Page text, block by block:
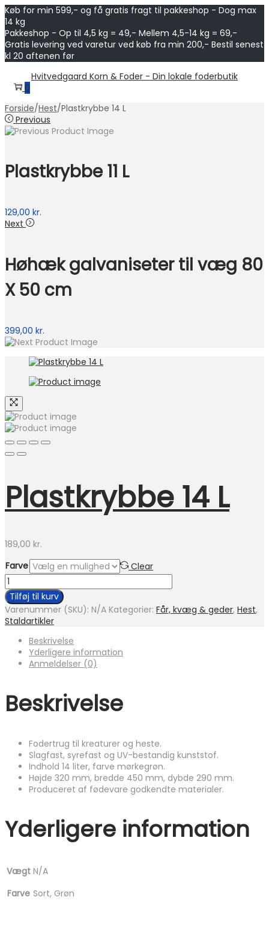
Køb for min 599,- og få gratis fragt til pakkeshop - Dog max
14 kg
Pakkeshop - Op til 4,5 kg = 49,- Mellem 4,5-14 kg = 69,-
Gratis levering ved varetur ved køb fra min 200,- Bestil senest
kl 20 aftenen før
to
to
Hvitvedgaard Korn & Foder - Din lokale foderbutik
0
Forside/Hest/Plastkrybbe 14 L
Previous
Plastkrybbe 11 L
129,00 kr.
Next
Høhæk galvaniseter til væg 80
X 50 cm
399,00 kr.
Plastkrybbe 14 L
189,00 kr.
Farve
Clear
Plastkrybbe
14
L
antal
Tilføj til kurv
Varenummer (SKU): N/A Kategorier: Får, kvæg & geder, Hest,
Staldartikler
Beskrivelse
Yderligere information
Anmeldelser (0)
Beskrivelse
Fodertrug til kreaturer og heste.
Slagfast, syrefast og UV-bestandig kunststof.
Indhold 14 liter, farve mørkegrøn.
Højde 320 mm, bredde 450 mm, dybde 290 mm.
Produceret af fødevare godkendte materialer.
Yderligere information
Vægt N/A
Farve Sort, Grøn